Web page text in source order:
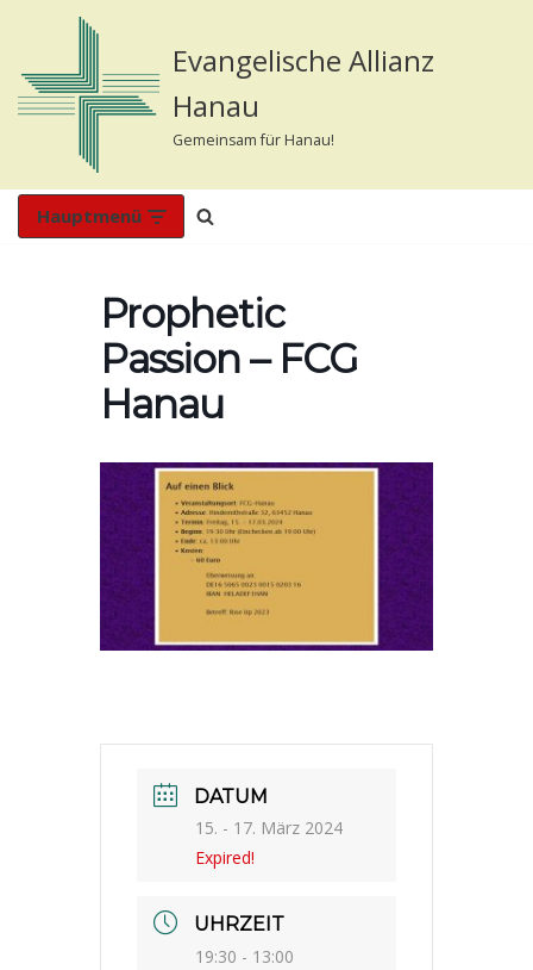
Inhalt
springen
Evangelische Allianz
Hanau
Gemeinsam für Hanau!
Hauptmenü
Prophetic
Passion – FCG
Hanau
DATUM
15. - 17. März 2024
Expired!
UHRZEIT
19:30 - 13:00